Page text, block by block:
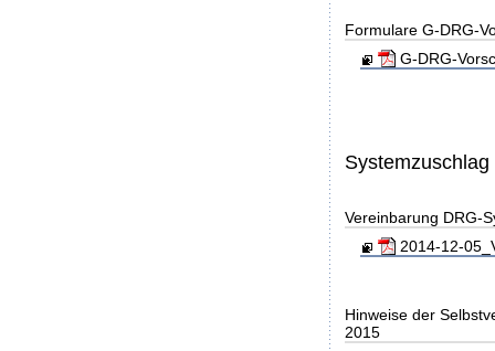
Formulare G-DRG-
G-DRG-
Systemzuschlag
Vereinbarung DRG-
2014-12-
Hinweise der
2015